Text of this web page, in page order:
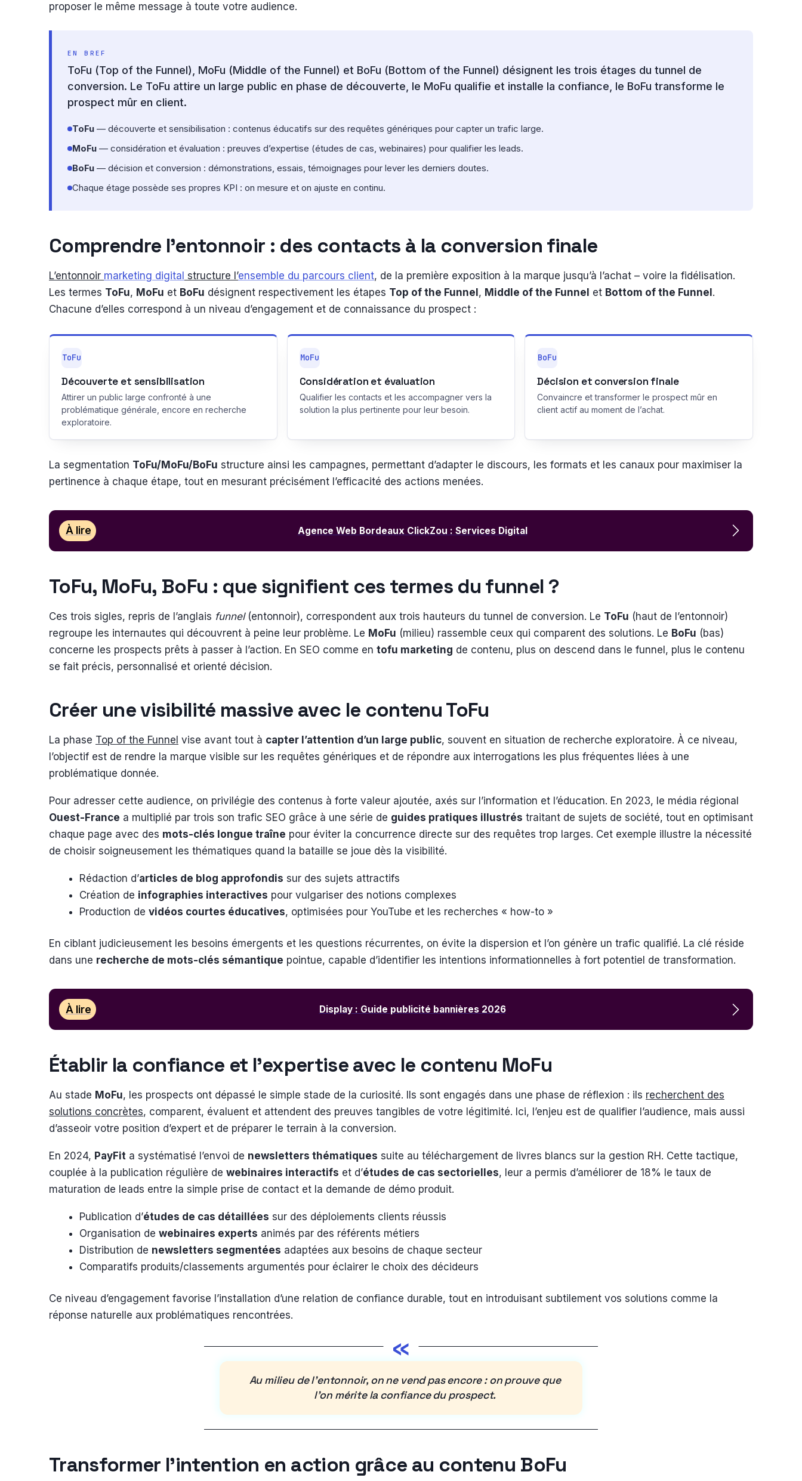
proposer le même message à toute votre audience.
EN BREF
ToFu (Top of the Funnel), MoFu (Middle of the Funnel) et BoFu (Bottom of the Funnel) désignent les trois étages du tunnel de
conversion. Le ToFu attire un large public en phase de découverte, le MoFu qualifie et installe la confiance, le BoFu transforme le
prospect mûr en client.
ToFu — découverte et sensibilisation : contenus éducatifs sur des requêtes génériques pour capter un trafic large.
MoFu — considération et évaluation : preuves d’expertise (études de cas, webinaires) pour qualifier les leads.
BoFu — décision et conversion : démonstrations, essais, témoignages pour lever les derniers doutes.
Chaque étage possède ses propres KPI : on mesure et on ajuste en continu.
Comprendre l’entonnoir : des contacts à la conversion finale
L’entonnoir marketing digital structure l’ensemble du parcours client, de la première exposition à la marque jusqu’à l’achat – voire la fidélisation.
Les termes ToFu, MoFu et BoFu désignent respectivement les étapes Top of the Funnel, Middle of the Funnel et Bottom of the Funnel.
Chacune d’elles correspond à un niveau d’engagement et de connaissance du prospect :
ToFu
Découverte et sensibilisation
Attirer un public large confronté à une
problématique générale, encore en recherche
exploratoire.
MoFu
Considération et évaluation
Qualifier les contacts et les accompagner vers la
solution la plus pertinente pour leur besoin.
BoFu
Décision et conversion finale
Convaincre et transformer le prospect mûr en
client actif au moment de l’achat.
La segmentation ToFu/MoFu/BoFu structure ainsi les campagnes, permettant d’adapter le discours, les formats et les canaux pour maximiser la
pertinence à chaque étape, tout en mesurant précisément l’efficacité des actions menées.
À lire Agence Web Bordeaux ClickZou : Services Digital
ToFu, MoFu, BoFu : que signifient ces termes du funnel ?
Ces trois sigles, repris de l’anglais funnel(entonnoir), correspondent aux trois hauteurs du tunnel de conversion. Le ToFu (haut de l’entonnoir)
regroupe les internautes qui découvrent à peine leur problème. Le MoFu (milieu) rassemble ceux qui comparent des solutions. Le BoFu (bas)
concerne les prospects prêts à passer à l’action. En SEO comme en tofu marketing de contenu, plus on descend dans le funnel, plus le contenu
se fait précis, personnalisé et orienté décision.
Créer une visibilité massive avec le contenu ToFu
La phase Top of the Funnel vise avant tout à capter l’attention d’un large public, souvent en situation de recherche exploratoire. À ce niveau,
l’objectif est de rendre la marque visible sur les requêtes génériques et de répondre aux interrogations les plus fréquentes liées à une
problématique donnée.
Pour adresser cette audience, on privilégie des contenus à forte valeur ajoutée, axés sur l’information et l’éducation. En 2023, le média régional
Ouest-France a multiplié par trois son trafic SEO grâce à une série de guides pratiques illustrés traitant de sujets de société, tout en optimisant
chaque page avec des mots-clés longue traîne pour éviter la concurrence directe sur des requêtes trop larges. Cet exemple illustre la nécessité
de choisir soigneusement les thématiques quand la bataille se joue dès la visibilité.
Rédaction d’articles de blog approfondis sur des sujets attractifs
Création de infographies interactives pour vulgariser des notions complexes
Production de vidéos courtes éducatives, optimisées pour YouTube et les recherches « how-to »
En ciblant judicieusement les besoins émergents et les questions récurrentes, on évite la dispersion et l’on génère un trafic qualifié. La clé réside
dans une recherche de mots-clés sémantique pointue, capable d’identifier les intentions informationnelles à fort potentiel de transformation.
À lire Display : Guide publicité bannières 2026
Établir la confiance et l’expertise avec le contenu MoFu
Au stade MoFu, les prospects ont dépassé le simple stade de la curiosité. Ils sont engagés dans une phase de réflexion : ils recherchent des
solutions concrètes, comparent, évaluent et attendent des preuves tangibles de votre légitimité. Ici, l’enjeu est de qualifier l’audience, mais aussi
d’asseoir votre position d’expert et de préparer le terrain à la conversion.
En 2024, PayFit a systématisé l’envoi de newsletters thématiques suite au téléchargement de livres blancs sur la gestion RH. Cette tactique,
couplée à la publication régulière de webinaires interactifs et d’études de cas sectorielles, leur a permis d’améliorer de 18% le taux de
maturation de leads entre la simple prise de contact et la demande de démo produit.
Publication d’études de cas détaillées sur des déploiements clients réussis
Organisation de webinaires experts animés par des référents métiers
Distribution de newsletters segmentées adaptées aux besoins de chaque secteur
Comparatifs produits/classements argumentés pour éclairer le choix des décideurs
Ce niveau d’engagement favorise l’installation d’une relation de confiance durable, tout en introduisant subtilement vos solutions comme la
réponse naturelle aux problématiques rencontrées.
«
Au milieu de l’entonnoir, on ne vend pas encore : on prouve que
l’on mérite la confiance du prospect.
Transformer l’intention en action grâce au contenu BoFu